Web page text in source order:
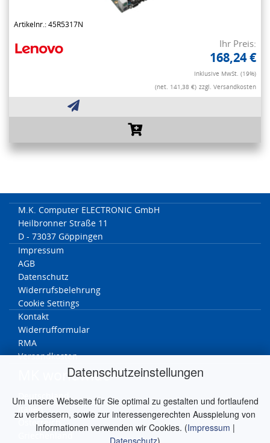
Datenschutzeinstellungen
Um unsere Webseite für Sie optimal zu gestalten und fortlaufend
zu verbessern, sowie zur interessengerechten Ausspielung von
Informationen verwenden wir Cookies. (Impressum |
Datenschutz)
Artikelnr.: 45R5317N
Ihr Preis:
168,24 €
Inklusive MwSt. (19%)
(net. 141,38 €) zzgl. Versandkosten
M.K. Computer ELECTRONIC GmbH
Heilbronner Straße 11
D - 73037 Göppingen
Impressum
AGB
Datenschutz
Widerrufsbelehrung
Cookie Settings
Kontakt
Widerrufformular
RMA
Versandkosten
MK worldwide
Deutschland
Italien
Österreich